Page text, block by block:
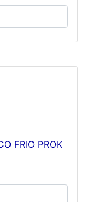
FRIO PROK